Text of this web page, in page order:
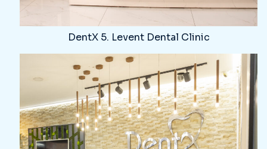
DentX 5. Levent Dental Clinic